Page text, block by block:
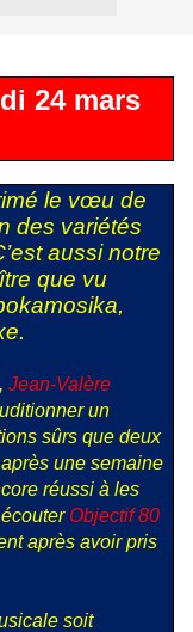
24 mars
le vœu de
des variétés
aussi notre
que vu
Jean-Valère
un
sûrs que deux
une semaine
réussi à les
Objectif 80
après avoir pris
soit